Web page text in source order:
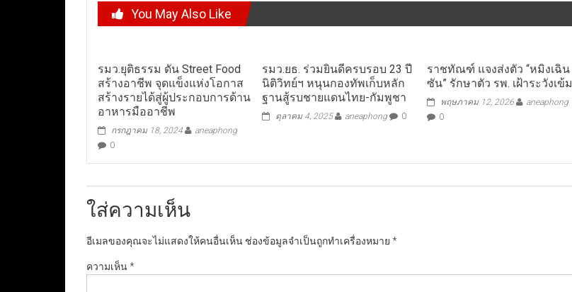
You May Also Like
รมว.ยุติธรรม ดัน Street Food
สร้างอาชีพ จุดแข็งแห่งโอกาส
สร้างรายได้สู่ผู้ประกอบการด้าน
อาหารมืออาชีพ
กรกฎาคม 18, 2024
aneaphong
0
รมว.ยธ. ร่วมยินดีครบรอบ 23 ปี
นิติวิทย์ฯ หนุนกองทัพเก็บหลัก
ฐานสู้รบชายแดนไทย-กัมพูชา
ตุลาคม 4, 2025 aneaphong 0
ราชทัณฑ์ แจงส่งตัว “หมิงเฉิน
ซัน” รักษาตัว รพ. เฝ้าระวังเข้ม
พฤษภาคม 12, 2026
aneaphong
0
ใส่ความเห็น
อีเมลของคุณจะไม่แสดงให้คนอื่นเห็น ช่องข้อมูลจำเป็นถูกทำเครื่องหมาย *
ความเห็น*